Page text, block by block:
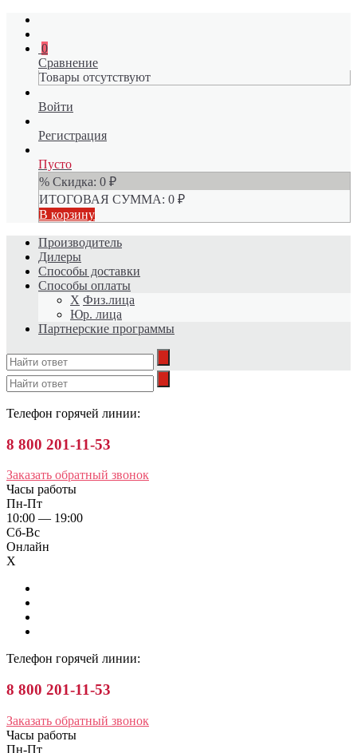
0
Сравнение
Товары отсутствуют
Войти
Регистрация
Пусто
% Скидка: 0 ₽
ИТОГОВАЯ СУММА: 0 ₽
В корзину
Производитель
Дилеры
Способы доставки
Способы оплаты
X Физ.лица
Юр. лица
Партнерские программы
Телефон горячей линии:
8 800 201-11-53
Заказать обратный звонок
Часы работы
Пн-Пт
10:00 — 19:00
Сб-Вс
Онлайн
X
Телефон горячей линии:
8 800 201-11-53
Заказать обратный звонок
Часы работы
Пн-Пт